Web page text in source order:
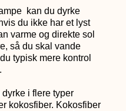
kan du dyrke
du ikke har et lyst
varme og direkte sol
så du skal vande
typisk mere kontrol
i flere typer
kokosfiber. Kokosfiber